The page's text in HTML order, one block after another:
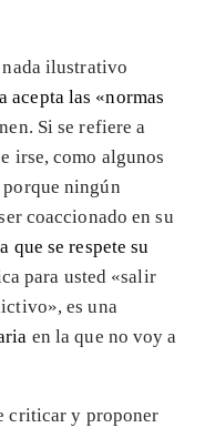
ilustrativo
acepta las «normas
Si se refiere a
irse, como algunos
porque ningún
coaccionado en su
que se respete su
para usted «salir
es una
en la que no voy a
criticar y proponer